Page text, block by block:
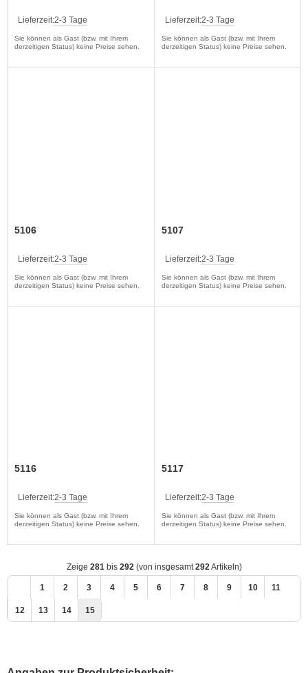
Lieferzeit:2-3 Tage
Sie können als Gast (bzw. mit Ihrem
derzeitigen Status) keine Preise sehen.
Lieferzeit:2-3 Tage
Sie können als Gast (bzw. mit Ihrem
derzeitigen Status) keine Preise sehen.
5106
Lieferzeit:2-3 Tage
Sie können als Gast (bzw. mit Ihrem
derzeitigen Status) keine Preise sehen.
5107
Lieferzeit:2-3 Tage
Sie können als Gast (bzw. mit Ihrem
derzeitigen Status) keine Preise sehen.
5116
Lieferzeit:2-3 Tage
Sie können als Gast (bzw. mit Ihrem
derzeitigen Status) keine Preise sehen.
5117
Lieferzeit:2-3 Tage
Sie können als Gast (bzw. mit Ihrem
derzeitigen Status) keine Preise sehen.
Zeige 281bis 292(von insgesamt292Artikeln)
1 2 3 4 5 6 7 8 9 10 11
12 13 14 15